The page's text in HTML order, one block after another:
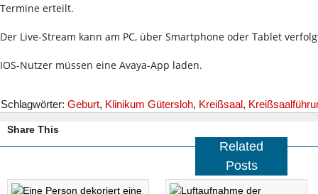
Termine erteilt.
Der Live-Stream kann am PC, über Smartphone oder Tablet
IOS-Nutzer müssen eine Avaya-App laden.
Schlagwörter: Geburt, Klinikum Gütersloh, Kreißsaal,
Share This
Related
Posts